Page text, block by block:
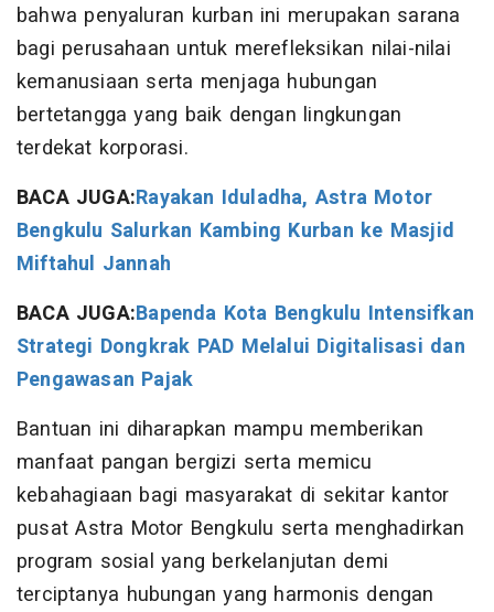
bahwa penyaluran kurban ini merupakan sarana
bagi perusahaan untuk merefleksikan nilai-nilai
kemanusiaan serta menjaga hubungan
bertetangga yang baik dengan lingkungan
terdekat korporasi.
BACA JUGA:Rayakan Iduladha, Astra Motor
Bengkulu Salurkan Kambing Kurban ke Masjid
Miftahul Jannah
BACA JUGA:Bapenda Kota Bengkulu Intensifkan
Strategi Dongkrak PAD Melalui Digitalisasi dan
Pengawasan Pajak
Bantuan ini diharapkan mampu memberikan
manfaat pangan bergizi serta memicu
kebahagiaan bagi masyarakat di sekitar kantor
pusat Astra Motor Bengkulu serta menghadirkan
program sosial yang berkelanjutan demi
terciptanya hubungan yang harmonis dengan